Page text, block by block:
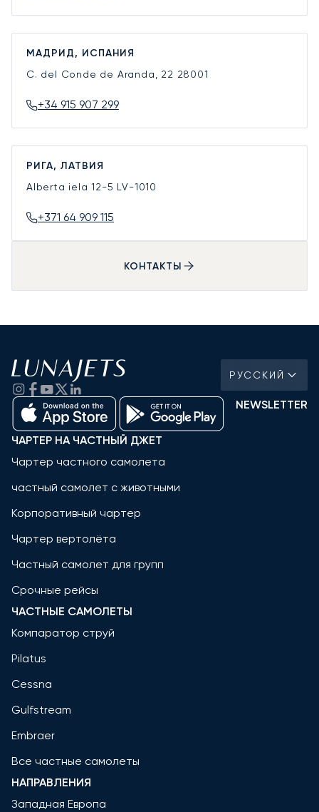
МАДРИД, ИСПАНИЯ
C. del Conde de Aranda, 22 28001
+34 915 907 299
РИГА, ЛАТВИЯ
Alberta iela 12-5 LV-1010
+371 64 909 115
КОНТАКТЫ
РУССКИЙ
NEWSLETTER
ЧАРТЕР НА ЧАСТНЫЙ ДЖЕТ
Чартер частного самолета
частный самолет с животными
Корпоративный чартер
Чартер вертолёта
Частный самолет для групп
Срочные рейсы
ЧАСТНЫЕ САМОЛЕТЫ
Компаратор струй
Pilatus
Cessna
Gulfstream
Embraer
Все частные самолеты
НАПРАВЛЕНИЯ
Западная Европа